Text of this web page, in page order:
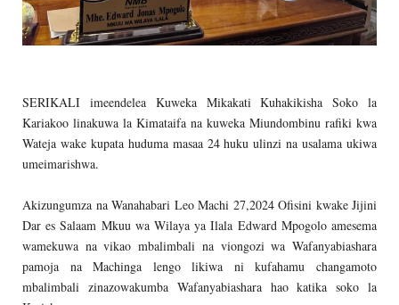
SERIKALI imeendelea Kuweka Mikakati Kuhakikisha Soko la
Kariakoo linakuwa la Kimataifa na kuweka Miundombinu rafiki kwa
Wateja wake kupata huduma masaa 24 huku ulinzi na usalama ukiwa
umeimarishwa.
Akizungumza na Wanahabari Leo Machi 27,2024 Ofisini kwake Jijini
Dar es Salaam Mkuu wa Wilaya ya Ilala Edward Mpogolo amesema
wamekuwa na vikao mbalimbali na viongozi wa Wafanyabiashara
pamoja na Machinga lengo likiwa ni kufahamu changamoto
mbalimbali zinazowakumba Wafanyabiashara hao katika soko la